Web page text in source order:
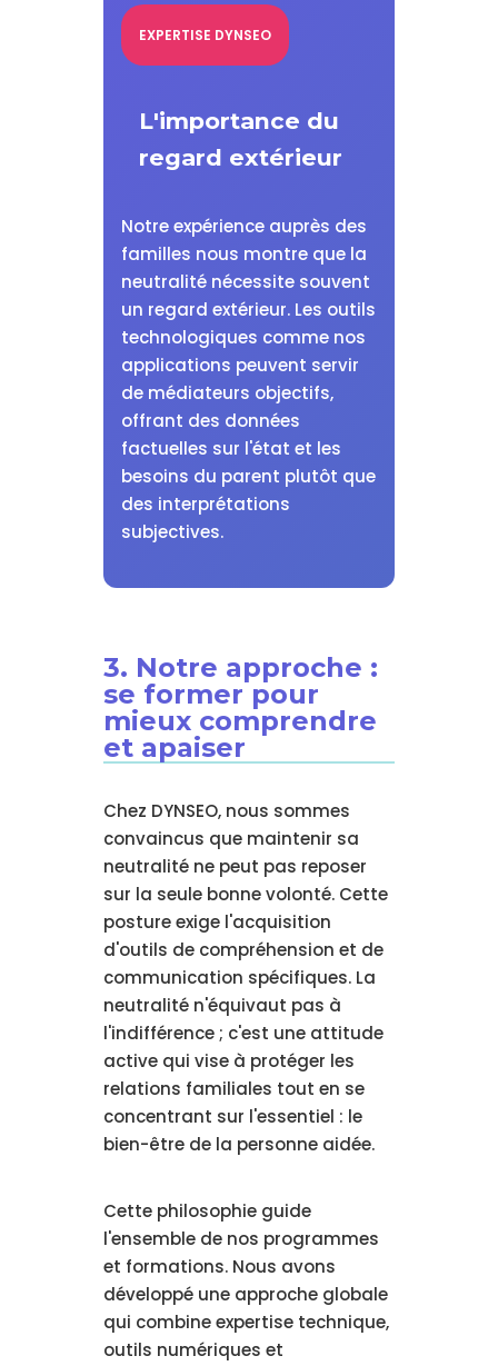
EXPERTISE DYNSEO
L'importance du
regard extérieur
Notre expérience auprès des
familles nous montre que la
neutralité nécessite souvent
un regard extérieur. Les outils
technologiques comme nos
applications peuvent servir
de médiateurs objectifs,
offrant des données
factuelles sur l'état et les
besoins du parent plutôt que
des interprétations
subjectives.
3. Notre approche :
se former pour
mieux comprendre
et apaiser
Chez DYNSEO, nous sommes
convaincus que maintenir sa
neutralité ne peut pas reposer
sur la seule bonne volonté. Cette
posture exige l'acquisition
d'outils de compréhension et de
communication spécifiques. La
neutralité n'équivaut pas à
l'indifférence ; c'est une attitude
active qui vise à protéger les
relations familiales tout en se
concentrant sur l'essentiel : le
bien-être de la personne aidée.
Cette philosophie guide
l'ensemble de nos programmes
et formations. Nous avons
développé une approche globale
qui combine expertise technique,
outils numériques et